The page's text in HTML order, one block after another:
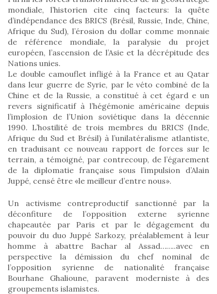
mondiale, l’historien cite cinq facteurs: la quête
d’indépendance des BRICS (Brésil, Russie, Inde, Chine,
Afrique du Sud), l’érosion du dollar comme monnaie
de référence mondiale, la paralysie du projet
européen, l’ascension de l’Asie et la décrépitude des
Nations unies.
Le double camouflet infligé à la France et au Qatar
dans leur guerre de Syrie, par le véto combiné de la
Chine et de la Russie, a constitué à cet égard e un
revers significatif à l’hégémonie américaine depuis
l’implosion de l’Union soviétique dans la décennie
1990. L’hostilité de trois membres du BRICS (Inde,
Afrique du Sud et Brésil) à l’unilatéralisme atlantiste,
en traduisant ce nouveau rapport de forces sur le
terrain, a témoigné, par contrecoup, de l’égarement
de la diplomatie française sous l’impulsion d’Alain
Juppé, censé être «le meilleur d’entre nous».
Un activisme contreproductif sanctionné par la
déconfiture de l’opposition externe syrienne
chapeautée par Paris et par le dégagement du
pouvoir du duo Juppé Sarkozy, préalablement à leur
homme à abattre Bachar al Assad……..avec en
perspective la démission du chef nominal de
l’opposition syrienne de nationalité française
Bourhane Ghalioune, paravent moderniste à des
groupements islamistes.